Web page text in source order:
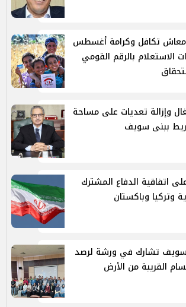
تكافل وكرامة أغسطس
الاستعلام بالرقم القومي
إشغال وإزالة تعديات على مساحة
اتفاقية الدفاع المشترك
وتركيا وباكستان
تشارك في ورشة لرصد
القريبة من الأرض